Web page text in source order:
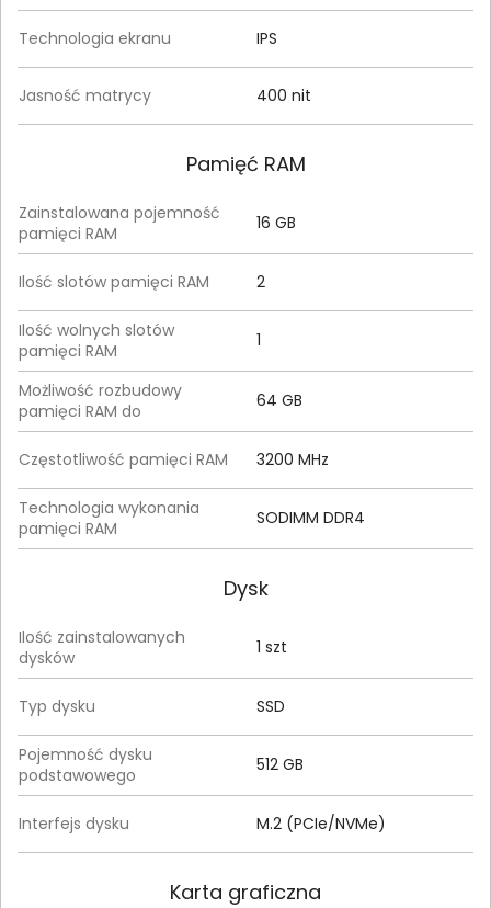
Technologia ekranu IPS
Jasność matrycy 400 nit
Pamięć RAM
Zainstalowana pojemność
pamięci RAM
16 GB
Ilość slotów pamięci RAM 2
Ilość wolnych slotów
pamięci RAM
1
Możliwość rozbudowy
pamięci RAM do
64 GB
Częstotliwość pamięci RAM 3200 MHz
Technologia wykonania
pamięci RAM
SODIMM DDR4
Dysk
Ilość zainstalowanych
dysków
1 szt
Typ dysku SSD
Pojemność dysku
podstawowego
512 GB
Interfejs dysku M.2 (PCIe/NVMe)
Karta graficzna